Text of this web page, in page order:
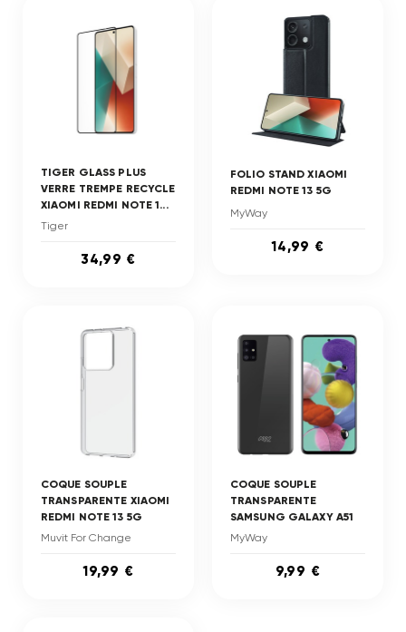
TIGER GLASS PLUS
VERRE TREMPE RECYCLE
XIAOMI REDMI NOTE 1...
Tiger
34,99 €
FOLIO STAND XIAOMI
REDMI NOTE 13 5G
MyWay
14,99 €
COQUE SOUPLE
TRANSPARENTE XIAOMI
REDMI NOTE 13 5G
Muvit For Change
19,99 €
COQUE SOUPLE
TRANSPARENTE
SAMSUNG GALAXY A51
MyWay
9,99 €